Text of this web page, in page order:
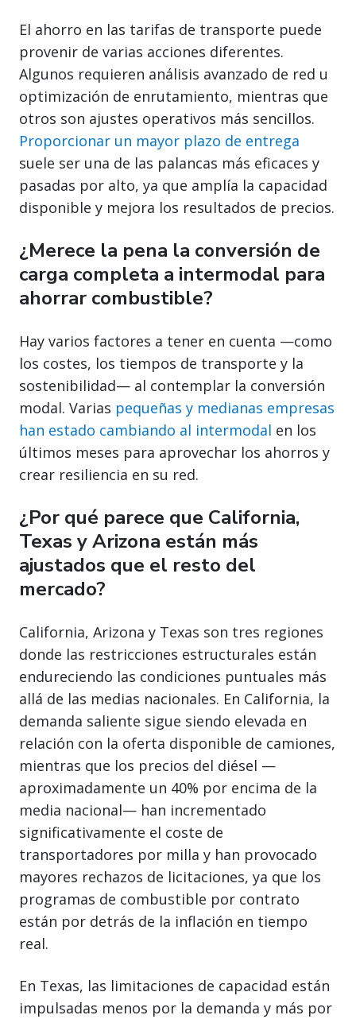
El ahorro en las tarifas de transporte puede
provenir de varias acciones diferentes.
Algunos requieren análisis avanzado de red u
optimización de enrutamiento, mientras que
otros son ajustes operativos más sencillos.
Proporcionar un mayor plazo de entrega
suele ser una de las palancas más eficaces y
pasadas por alto, ya que amplía la capacidad
disponible y mejora los resultados de precios.
¿Merece la pena la conversión de
carga completa a intermodal para
ahorrar combustible?
Hay varios factores a tener en cuenta —como
los costes, los tiempos de transporte y la
sostenibilidad— al contemplar la conversión
modal. Varias pequeñas y medianas empresas
han estado cambiando al intermodal en los
últimos meses para aprovechar los ahorros y
crear resiliencia en su red.
¿Por qué parece que California,
Texas y Arizona están más
ajustados que el resto del
mercado?
California, Arizona y Texas son tres regiones
donde las restricciones estructurales están
endureciendo las condiciones puntuales más
allá de las medias nacionales. En California, la
demanda saliente sigue siendo elevada en
relación con la oferta disponible de camiones,
mientras que los precios del diésel —
aproximadamente un 40% por encima de la
media nacional— han incrementado
significativamente el coste de
transportadores por milla y han provocado
mayores rechazos de licitaciones, ya que los
programas de combustible por contrato
están por detrás de la inflación en tiempo
real.
En Texas, las limitaciones de capacidad están
impulsadas menos por la demanda y más por